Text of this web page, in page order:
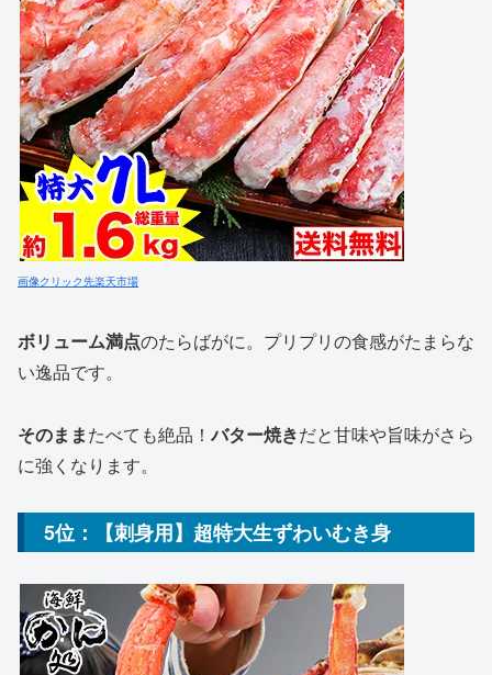
画像クリック先楽天市場
ボリューム満点のたらばがに。プリプリの食感がたまらな
い逸品です。
そのままたべても絶品！バター焼きだと甘味や旨味がさら
に強くなります。
5位：【刺身用】超特大生ずわいむき身